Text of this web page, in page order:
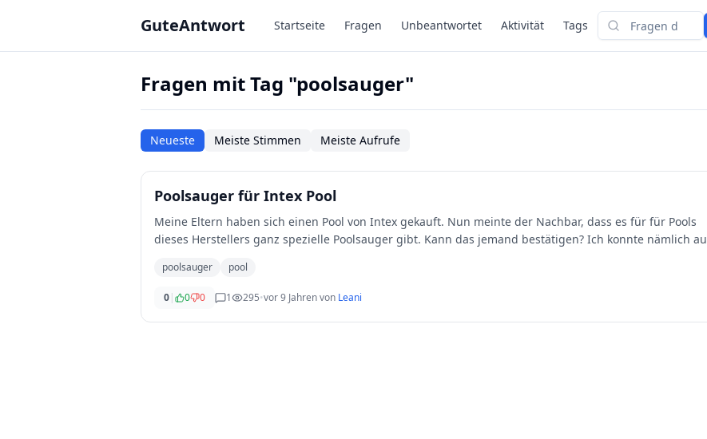
GuteAntwort Startseite Fragen Unbeantwortet Aktivität Tags
Suchen
Fragen mit Tag "poolsauger"
Neueste Meiste Stimmen Meiste Aufrufe
Poolsauger für Intex Pool
Meine Eltern haben sich einen Pool von Intex gekauft. Nun meinte der Nachbar, dass es für für Pools
dieses Herstellers ganz spezielle Poolsauger gibt. Kann das jemand bestätigen? Ich konnte nämlich au
poolsauger pool
0| 0 0 1 295•vor 9 Jahrenvon Leani